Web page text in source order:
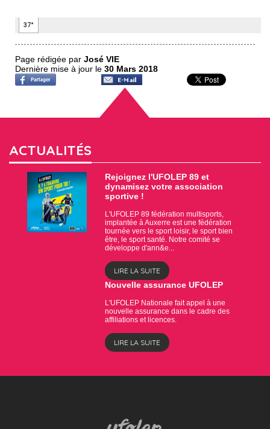
Page rédigée par José VIE
Dernière mise à jour le 30 Mars 2018
ACTUALITÉS
Rejoignez l'UFOLEP 89 et
dynamisez votre association
sportive !
L'UFOLEP 89 fédération multisports,
implantée à Auxerre est une fédération
tournée vers le sport loisir, le sport bien
être, le sport santé. Notre comité se
développe d'ann&e...
LIRE LA SUITE
Nouvelle assurance UFOLEP
L'UFOLEP Nationale fait appel à une
nouvelle assurance dans le cadre des
affiliations et licences.
LIRE LA SUITE